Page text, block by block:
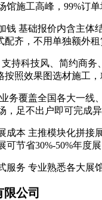
馆施工高峰，99%订
钱 基础报价内含主体
齐，不用单独额外
持科技风、简约商
照效果图选材施工
务覆盖全国各大一线
足不出户即可完成异
成本 主推模块化拼接
节省30%-50%年度
服务 专业熟悉各大展
公司